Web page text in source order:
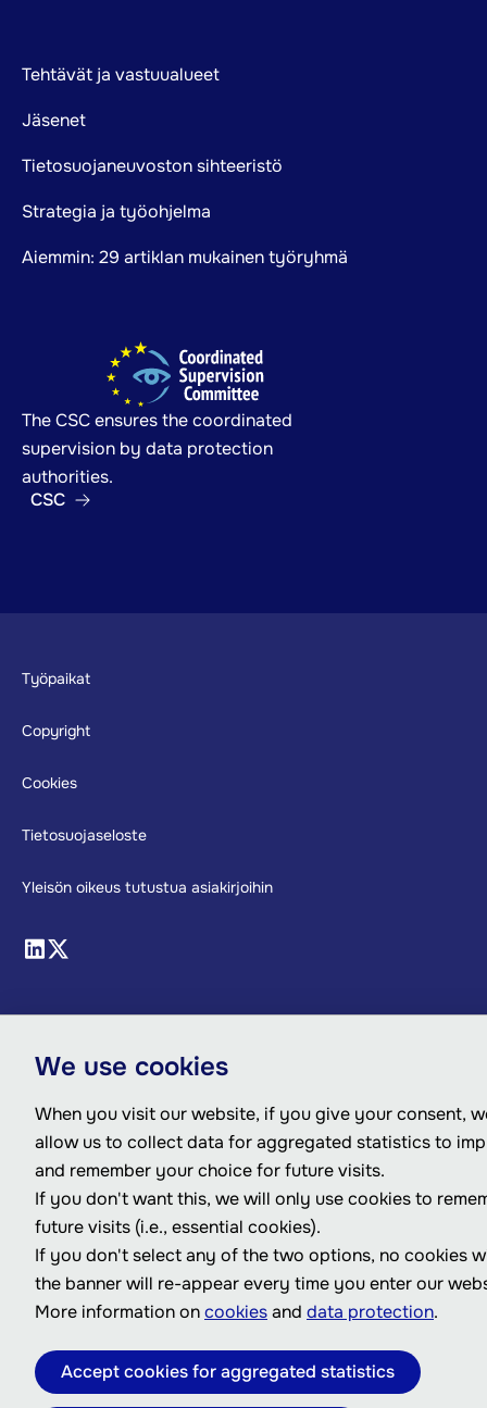
Tehtävät ja vastuualueet
Jäsenet
Tietosuojaneuvoston sihteeristö
Strategia ja työohjelma
Aiemmin: 29 artiklan mukainen työryhmä
Footer
Työpaikat
Copyright
Cookies
Tietosuojaseloste
Yleisön oikeus tutustua asiakirjoihin
The CSC ensures the coordinated
supervision by data protection
authorities.
CSC
We use cookies
When you visit our website, if you give your consent,
allow us to collect data for aggregated statistics to
and remember your choice for future visits.
If you don't want this, we will only use cookies to
future visits (i.e., essential cookies).
If you don't select any of the two options, no cookies
the banner will re-appear every time you enter our
More information oncookiesand data protection.
Accept cookies for aggregated statistics